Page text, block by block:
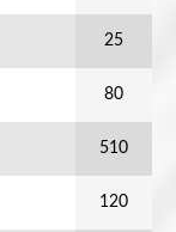
25
80
510
120